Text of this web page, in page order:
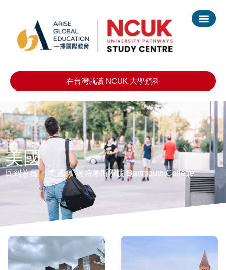
在台灣就讀 NCUK 大學預科
美國
回到首頁 美國 達特茅斯學院 Dartmouth College